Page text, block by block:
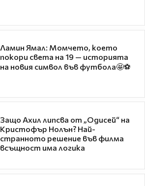
Ламин Ямал: Момчето, което
покори света на 19 — историята
на новия символ във футбола🤩⚽
Защо Ахил липсва от „Одисей“ на
Кристофър Нолън? Най-
странното решение във филма
всъщност има логика